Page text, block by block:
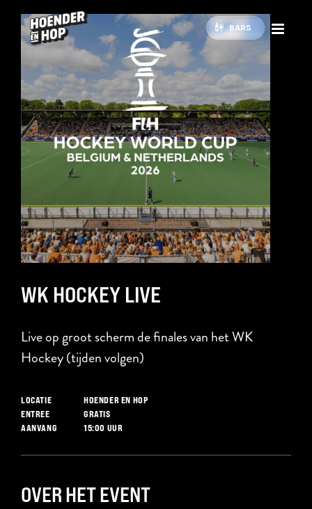
BARS
WK HOCKEY LIVE
Live op groot scherm de finales van het WK
Hockey (tijden volgen)
LOCATIE
HOENDER EN HOP
ENTREE
GRATIS
AANVANG
15:00 UUR
OVER HET EVENT